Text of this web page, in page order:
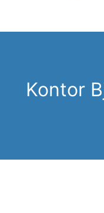
Kontor